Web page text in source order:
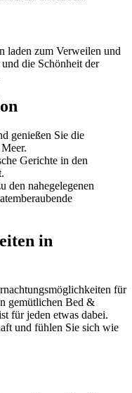
laden zum Verweilen und
die Schönheit der
genießen Sie die
Gerichte in den
den nahegelegenen
in
für
gemütlichen Bed &
für jeden etwas dabei.
und fühlen Sie sich wie